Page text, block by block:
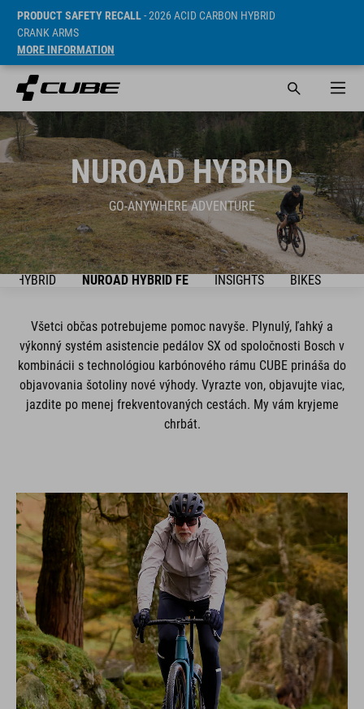
PRODUCT SAFETY RECALL- 2026 ACID CARBON HYBRID
CRANK ARMS
MORE INFORMATION
NUROAD HYBRID
GO-ANYWHERE ADVENTURE
HYBRID NUROAD HYBRID FE INSIGHTS BIKES
Všetci občas potrebujeme pomoc navyše. Plynulý, ľahký a
výkonný systém asistencie pedálov SX od spoločnosti Bosch v
kombinácii s technológiou karbónového rámu CUBE prináša do
objavovania šotoliny nové výhody. Vyrazte von, objavujte viac,
jazdite po menej frekventovaných cestách. My vám kryjeme
chrbát.